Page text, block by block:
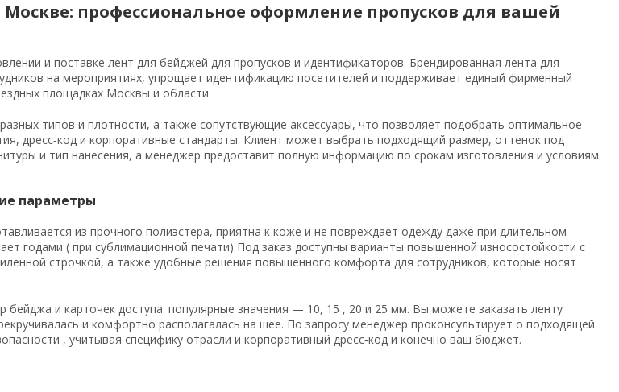
профессиональное оформление пропусков для вашей
и поставке лент для бейджей для пропусков и идентификаторов. Брендированная лента для
на мероприятиях, упрощает идентификацию посетителей и поддерживает единый фирменный
площадках Москвы и области.
типов и плотности, а также сопутствующие аксессуары, что позволяет подобрать оптимальное
дресс‑код и корпоративные стандарты. Клиент может выбрать подходящий размер, оттенок под
и тип нанесения, а менеджер предоставит полную информацию по срокам изготовления и условиям
параметры
из прочного полиэстера, приятна к коже и не повреждает одежду даже при длительном
годами ( при сублимационной печати) Под заказ доступны варианты повышенной износостойкости с
строчкой, а также удобные решения повышенного комфорта для сотрудников, которые носят
бейджа и карточек доступа: популярные значения — 10, 15 , 20 и 25 мм. Вы можете заказать ленту
и комфортно располагалась на шее. По запросу менеджер проконсультирует о подходящей
, учитывая специфику отрасли и корпоративный дресс‑код и конечно ваш бюджет.